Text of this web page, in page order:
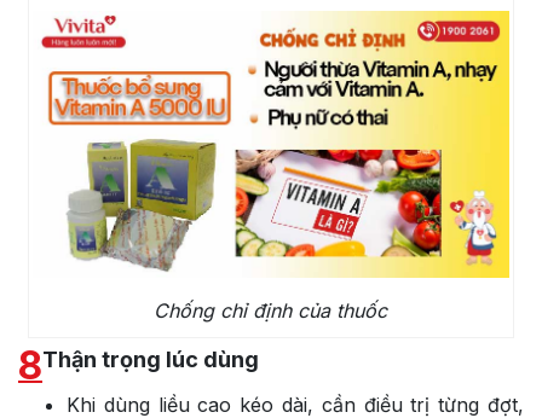
Chống chỉ định của thuốc
8Thận trọng lúc dùng
Khi dùng liều cao kéo dài, cần điều trị từng đợt,